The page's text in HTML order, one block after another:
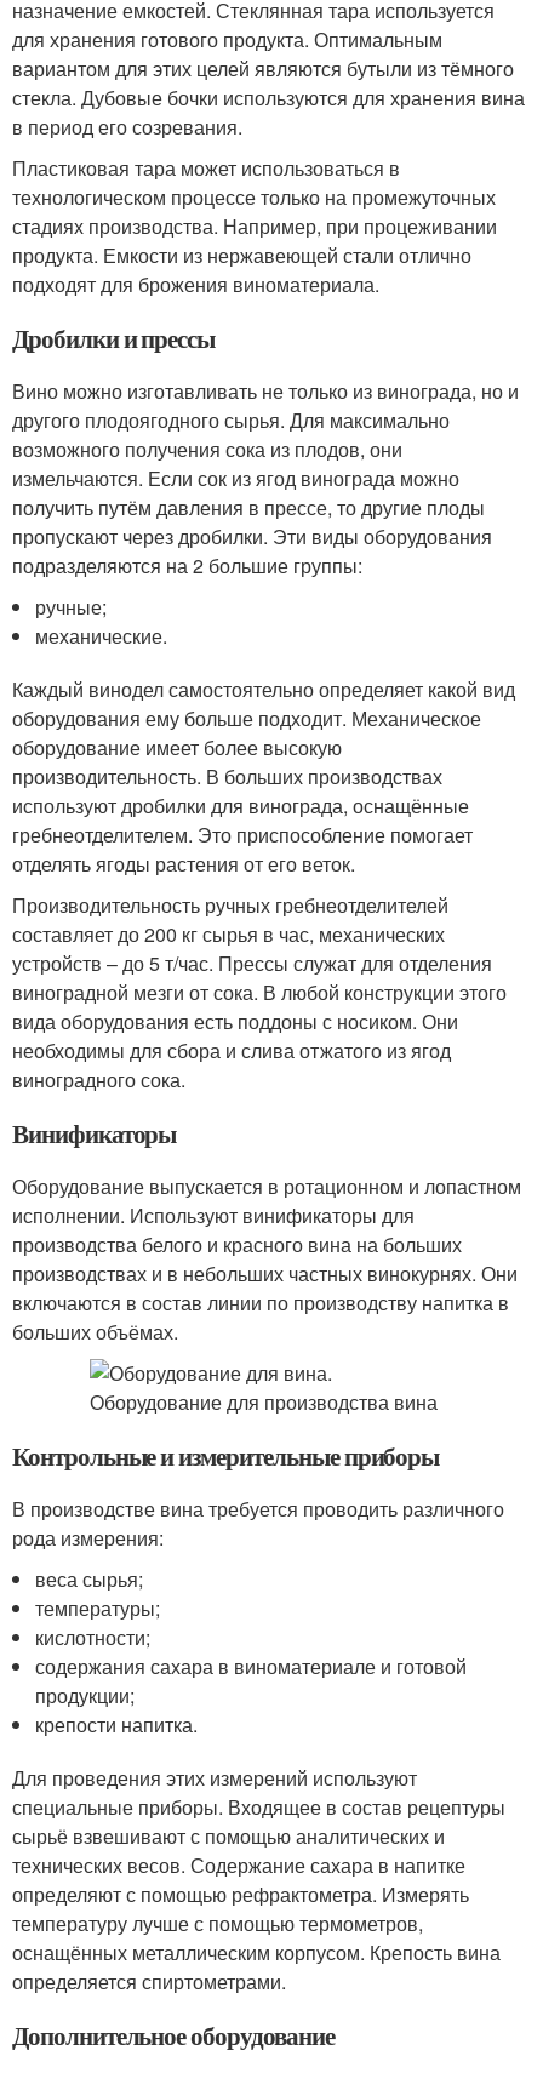
назначение емкостей. Стеклянная тара используется
для хранения готового продукта. Оптимальным
вариантом для этих целей являются бутыли из тёмного
стекла. Дубовые бочки используются для хранения вина
в период его созревания.
Пластиковая тара может использоваться в
технологическом процессе только на промежуточных
стадиях производства. Например, при процеживании
продукта. Емкости из нержавеющей стали отлично
подходят для брожения виноматериала.
Дробилки и прессы
Вино можно изготавливать не только из винограда, но и
другого плодоягодного сырья. Для максимально
возможного получения сока из плодов, они
измельчаются. Если сок из ягод винограда можно
получить путём давления в прессе, то другие плоды
пропускают через дробилки. Эти виды оборудования
подразделяются на 2 большие группы:
ручные;
механические.
Каждый винодел самостоятельно определяет какой вид
оборудования ему больше подходит. Механическое
оборудование имеет более высокую
производительность. В больших производствах
используют дробилки для винограда, оснащённые
гребнеотделителем. Это приспособление помогает
отделять ягоды растения от его веток.
Производительность ручных гребнеотделителей
составляет до 200 кг сырья в час, механических
устройств – до 5 т/час. Прессы служат для отделения
виноградной мезги от сока. В любой конструкции этого
вида оборудования есть поддоны с носиком. Они
необходимы для сбора и слива отжатого из ягод
виноградного сока.
Винификаторы
Оборудование выпускается в ротационном и лопастном
исполнении. Используют винификаторы для
производства белого и красного вина на больших
производствах и в небольших частных винокурнях. Они
включаются в состав линии по производству напитка в
больших объёмах.
Контрольные и измерительные приборы
В производстве вина требуется проводить различного
рода измерения:
веса сырья;
температуры;
кислотности;
содержания сахара в виноматериале и готовой
продукции;
крепости напитка.
Для проведения этих измерений используют
специальные приборы. Входящее в состав рецептуры
сырьё взвешивают с помощью аналитических и
технических весов. Содержание сахара в напитке
определяют с помощью рефрактометра. Измерять
температуру лучше с помощью термометров,
оснащённых металлическим корпусом. Крепость вина
определяется спиртометрами.
Дополнительное оборудование